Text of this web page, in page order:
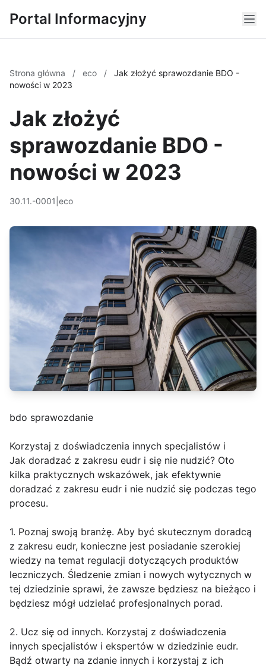
Portal Informacyjny
Strona główna / eco /
Jak złożyć sprawozdanie BDO -
nowości w 2023
Jak złożyć
sprawozdanie BDO -
nowości w 2023
30.11.-0001 eco
bdo sprawozdanie
Korzystaj z doświadczenia innych specjalistów i
Jak doradzać z zakresu eudr i się nie nudzić? Oto
kilka praktycznych wskazówek, jak efektywnie
doradzać z zakresu eudr i nie nudzić się podczas tego
procesu.
1. Poznaj swoją branżę. Aby być skutecznym doradcą
z zakresu eudr, konieczne jest posiadanie szerokiej
wiedzy na temat regulacji dotyczących produktów
leczniczych. Śledzenie zmian i nowych wytycznych w
tej dziedzinie sprawi, że zawsze będziesz na bieżąco i
będziesz mógł udzielać profesjonalnych porad.
2. Ucz się od innych. Korzystaj z doświadczenia
innych specjalistów i ekspertów w dziedzinie eudr.
Bądź otwarty na zdanie innych i korzystaj z ich